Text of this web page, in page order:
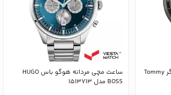
ساعت مچی مردانه تامی هیلفیگر Tommy
ساعت مچی مردانه هوگو باس HUGO
BOSS مدل 1513713